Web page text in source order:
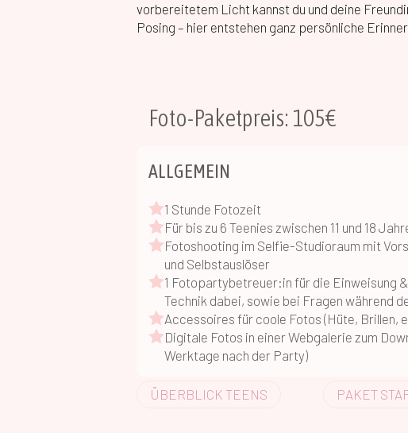
vorbereitetem Licht kannst du und deine
Posing – hier entstehen ganz persönliche
Foto-Paketpreis: 105€
ALLGEMEIN
1 Stunde Fotozeit
Für bis zu 6 Teenies zwischen 11 und 18
Fotoshooting im Selfie-Studioraum mit
und Selbstauslöser
1 Fotopartybetreuer:in für die Einweisung
Technik dabei, sowie bei Fragen während
Accessoires für coole Fotos (Hüte, Brillen,
Digitale Fotos in einer Webgalerie zum
Werktage nach der Party)
ÜBERBLICK TEENS PAKET